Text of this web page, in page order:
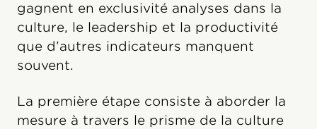
gagnent en exclusivité analyses dans la
culture, le leadership et la productivité
que d’autres indicateurs manquent
souvent.
La première étape consiste à aborder la
mesure à travers le prisme de la culture